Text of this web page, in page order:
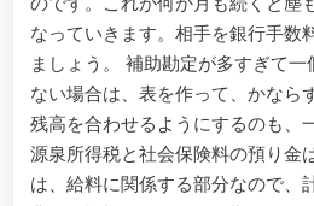
なっていきます。相手を銀行手数
ましょう。 補助勘定が多すぎて
ない場合は、表を作って、かなら
残高を合わせるようにするのも、
源泉所得税と社会保険料の預り金
は、給料に関係する部分なので、